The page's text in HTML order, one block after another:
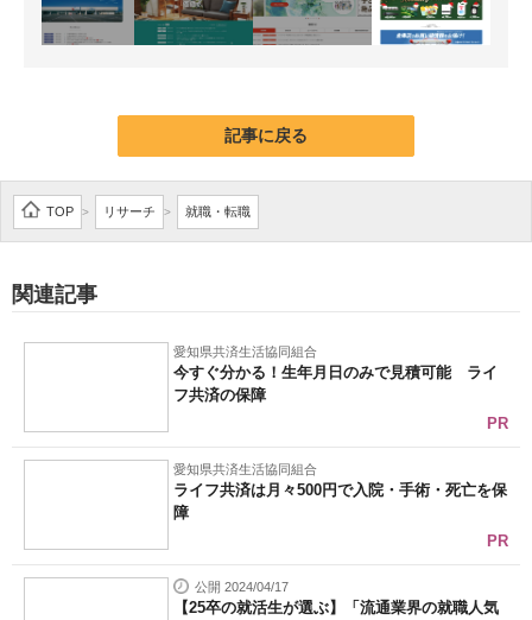
記事に戻る
TOP > リサーチ > 就職・転職
関連記事
愛知県共済生活協同組合
今すぐ分かる！生年月日のみで見積可能 ライ
フ共済の保障
PR
愛知県共済生活協同組合
ライフ共済は月々500円で入院・手術・死亡を保
障
PR
公開 2024/04/17
【25卒の就活生が選ぶ】「流通業界の就職人気